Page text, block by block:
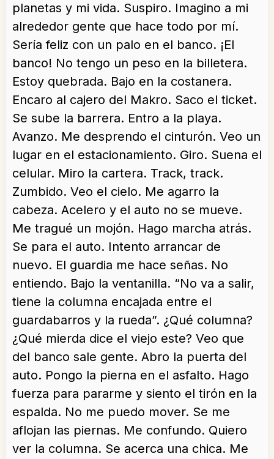
planetas y mi vida. Suspiro. Imagino a mi
alrededor gente que hace todo por mí.
Sería feliz con un palo en el banco. ¡El
banco! No tengo un peso en la billetera.
Estoy quebrada. Bajo en la costanera.
Encaro al cajero del Makro. Saco el ticket.
Se sube la barrera. Entro a la playa.
Avanzo. Me desprendo el cinturón. Veo un
lugar en el estacionamiento. Giro. Suena el
celular. Miro la cartera. Track, track.
Zumbido. Veo el cielo. Me agarro la
cabeza. Acelero y el auto no se mueve.
Me tragué un mojón. Hago marcha atrás.
Se para el auto. Intento arrancar de
nuevo. El guardia me hace señas. No
entiendo. Bajo la ventanilla. “No va a salir,
tiene la columna encajada entre el
guardabarros y la rueda”. ¿Qué columna?
¿Qué mierda dice el viejo este? Veo que
del banco sale gente. Abro la puerta del
auto. Pongo la pierna en el asfalto. Hago
fuerza para pararme y siento el tirón en la
espalda. No me puedo mover. Se me
aflojan las piernas. Me confundo. Quiero
ver la columna. Se acerca una chica. Me